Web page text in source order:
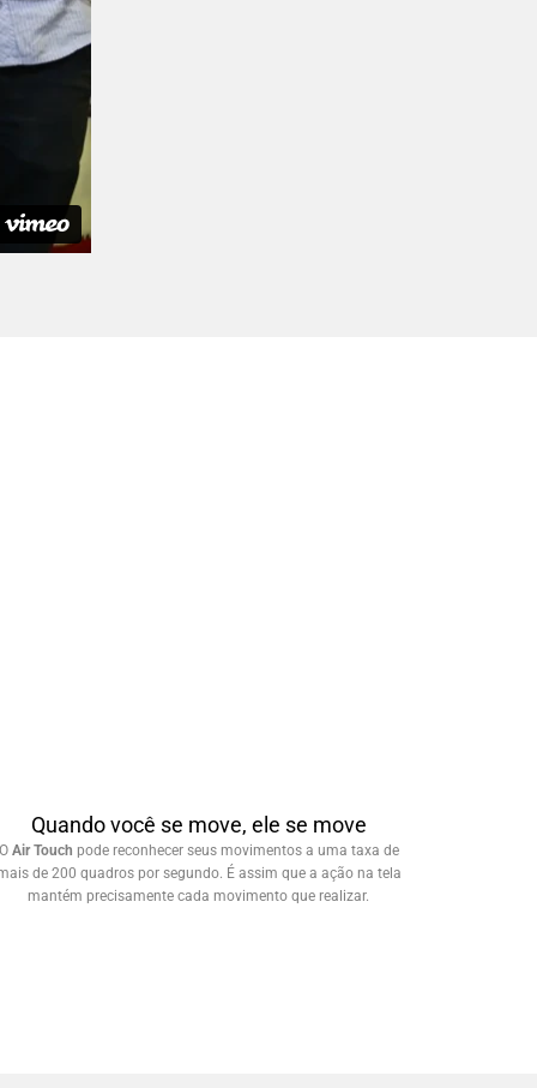
Quando você se move, ele se move
Air Touch pode reconhecer seus movimentos a uma taxa de
de 200 quadros por segundo. É assim que a ação na tela
mantém precisamente cada movimento que realizar.